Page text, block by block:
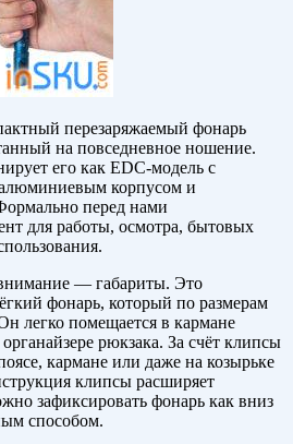
перезаряжаемый фонарь
на повседневное ношение.
его как EDC-модель с
корпусом и
перед нами
для работы, осмотра, бытовых
— габариты. Это
фонарь, который по размерам
легко помещается в кармане
рюкзака. За счёт клипсы
кармане или даже на козырьке
клипсы расширяет
зафиксировать фонарь как вниз
способом.